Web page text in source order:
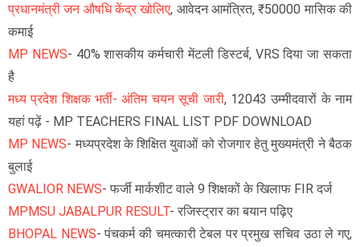
प्रधानमंत्री जन औषधि केंद्र खोलिए, आवेदन आमंत्रित, ₹50000 मासिक की
कमाई
MP NEWS- 40% शासकीय कर्मचारी मेंटली डिस्टर्ब, VRS दिया जा सकता
है
मध्य प्रदेश शिक्षक भर्ती- अंतिम चयन सूची जारी, 12043 उम्मीदवारों के नाम
यहां पढ़ें - MP TEACHERS FINAL LIST PDF DOWNLOAD
MP NEWS- मध्यप्रदेश के शिक्षित युवाओं को रोजगार हेतु मुख्यमंत्री ने बैठक
बुलाई
GWALIOR NEWS- फर्जी मार्कशीट वाले 9 शिक्षकों के खिलाफ FIR दर्ज
MPMSU JABALPUR RESULT- रजिस्ट्रार का बयान पढ़िए
BHOPAL NEWS- पंचकर्म की चमत्कारी टेबल पर प्रमुख सचिव उठा ले गए,